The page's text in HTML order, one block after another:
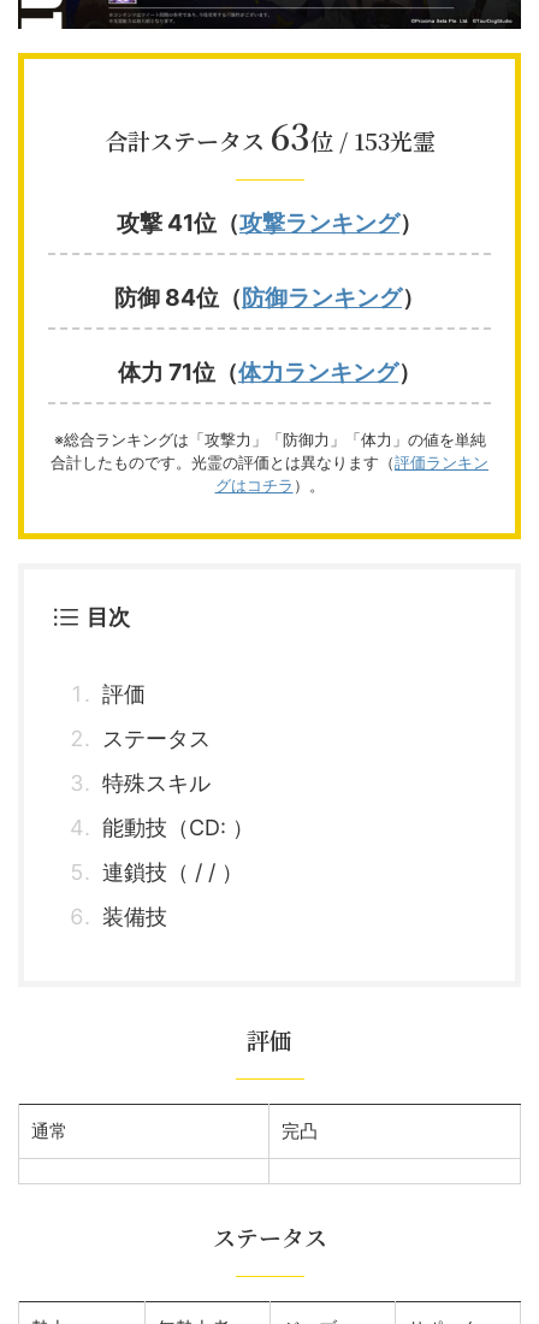
合計ステータス 63位 / 153光霊
攻撃 41位（攻撃ランキング）
防御 84位（防御ランキング）
体力 71位（体力ランキング）
※総合ランキングは「攻撃力」「防御力」「体力」の値を単純
合計したものです。光霊の評価とは異なります（評価ランキン
グはコチラ ）。
目次
評価
ステータス
特殊スキル
能動技（CD: ）
連鎖技（ / / ）
装備技
評価
通常 完凸
ステータス